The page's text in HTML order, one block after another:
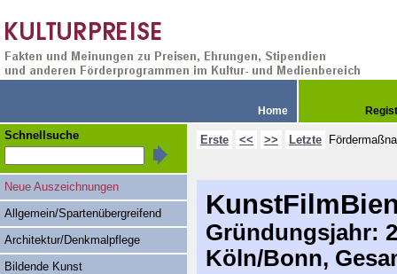
Home
Erste << >> Letzte
Gründungsjahr:
Köln/Bonn,
Schnellsuche
Neue Auszeichnungen
Allgemein/Spartenübergreifend
Architektur/Denkmalpflege
Bildende Kunst